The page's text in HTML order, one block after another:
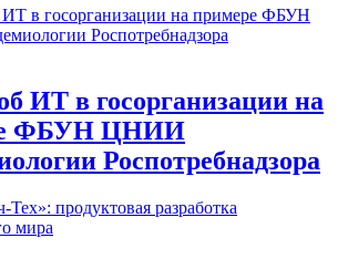
ИТ в госорганизации на
ФБУН ЦНИИ
Роспотребнадзора